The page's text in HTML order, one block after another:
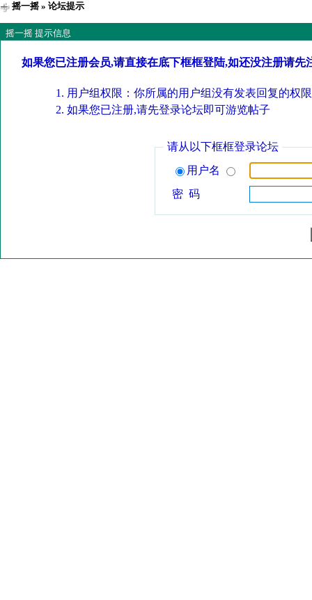
摇一摇» 论坛提示
摇一摇 提示信息
如果您已注册会员,请直接在底下框框登陆,如还没注册请先
用户组权限：你所属的用户组没有发表回复的权
如果您已注册,请先登录论坛即可游览帖子
请从以下框框登录论坛
用户名
密 码